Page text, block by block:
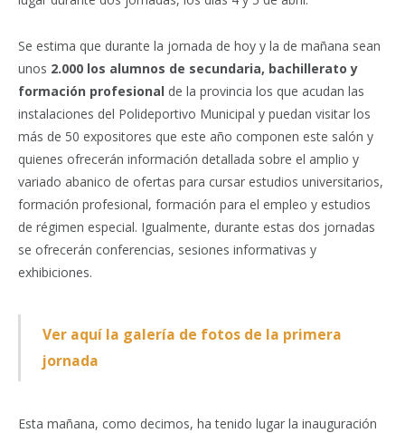
Se estima que durante la jornada de hoy y la de mañana sean
unos 2.000 los alumnos de secundaria, bachillerato y
formación profesional de la provincia los que acudan las
instalaciones del Polideportivo Municipal y puedan visitar los
más de 50 expositores que este año componen este salón y
quienes ofrecerán información detallada sobre el amplio y
variado abanico de ofertas para cursar estudios universitarios,
formación profesional, formación para el empleo y estudios
de régimen especial. Igualmente, durante estas dos jornadas
se ofrecerán conferencias, sesiones informativas y
exhibiciones.
Ver aquí la galería de fotos de la primera
jornada
Esta mañana, como decimos, ha tenido lugar la inauguración